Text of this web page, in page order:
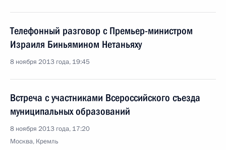
Телефонный разговор с Премьер-министром
Израиля Биньямином Нетаньяху
8 ноября 2013 года, 19:45
Встреча с участниками Всероссийского съезда
муниципальных образований
8 ноября 2013 года, 17:20
Москва, Кремль